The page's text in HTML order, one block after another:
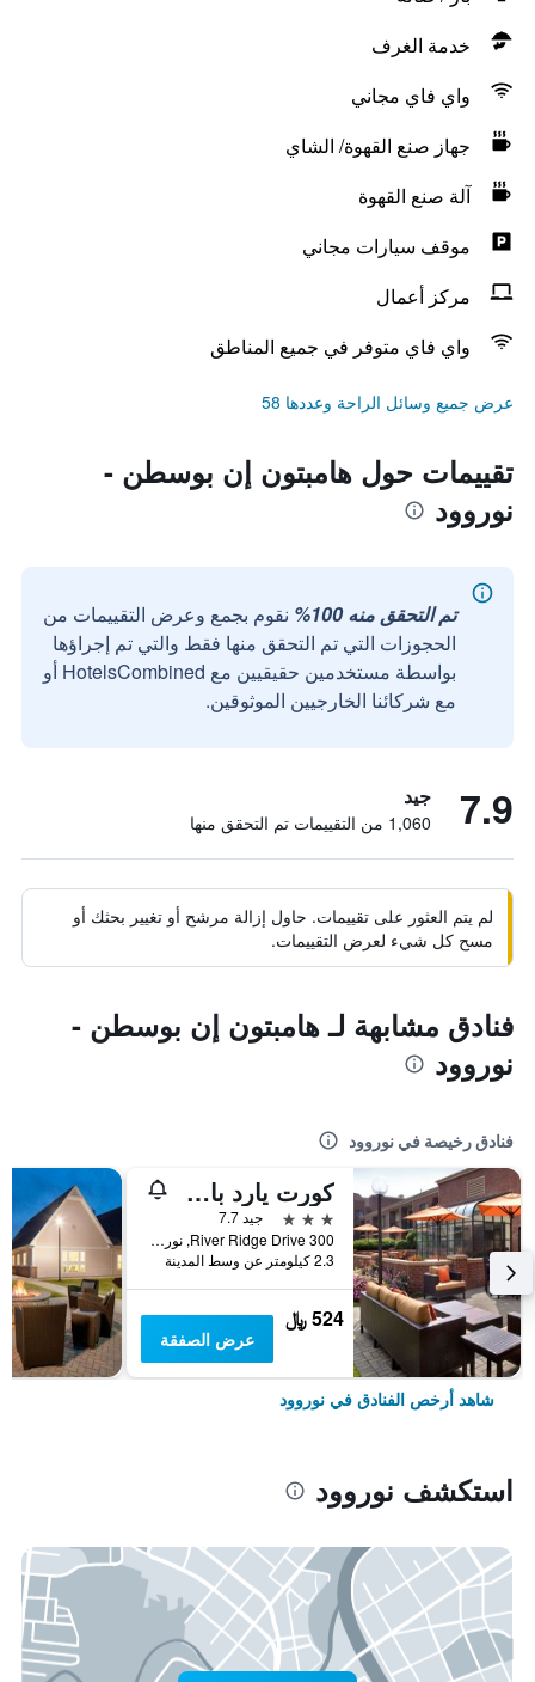
خدمة الغرف
واي فاي مجاني
جهاز صنع القهوة/ الشاي
آلة صنع القهوة
موقف سيارات مجاني
مركز أعمال
واي فاي متوفر في جميع المناطق
عرض جميع وسائل الراحة وعددها 58
تقييمات حول هامبتون إن بوسطن -
نوروود
تم التحقق منه 100%
نقوم بجمع وعرض التقييمات من
الحجوزات التي تم التحقق منها فقط والتي تم إجراؤها
بواسطة مستخدمين حقيقيين مع HotelsCombined أو
مع شركائنا الخارجيين الموثوقين.
7.9 جيد
1,060 من التقييمات تم التحقق منها
لم يتم العثور على تقييمات. حاول إزالة مرشح أو تغيير بحثك أو
مسح كل شيء لعرض التقييمات.
فنادق مشابهة لـ هامبتون إن بوسطن -
نوروود
فنادق رخيصة في نوروود
كورت يارد باي ماريوت بوسطن نوروود/كانتون
3 نجوم
جيد 7.7
300 River Ridge Drive, نوروود, MA, الولايات المتحدة الأميريكية
2.3 كيلومتر عن وسط المدينة
524 ﷼
عرض الصفقة
شاهد أرخص الفنادق في نوروود
استكشف نوروود